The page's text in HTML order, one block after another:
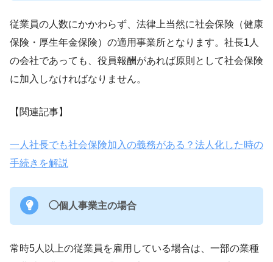
従業員の人数にかかわらず、法律上当然に社会保険（健康
保険・厚生年金保険）の適用事業所となります。社長1人
の会社であっても、役員報酬があれば原則として社会保険
に加入しなければなりません。
【関連記事】
一人社長でも社会保険加入の義務がある？法人化した時の
手続きを解説
◯個人事業主の場合
常時5人以上の従業員を雇用している場合は、一部の業種